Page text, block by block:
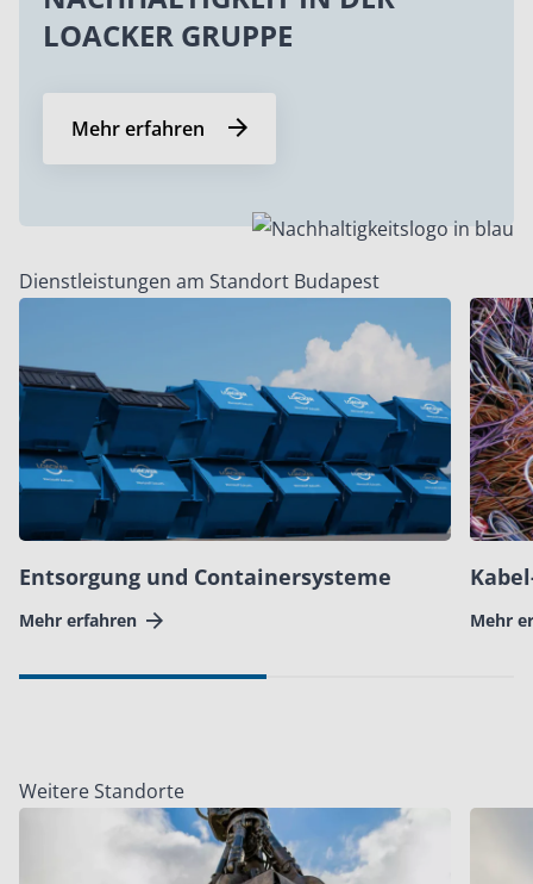
LOACKER GRUPPE
Mehr erfahren
Dienstleistungen am Standort Budapest
Entsorgung und Containersysteme
Mehr erfahren Mehr
Weitere Standorte